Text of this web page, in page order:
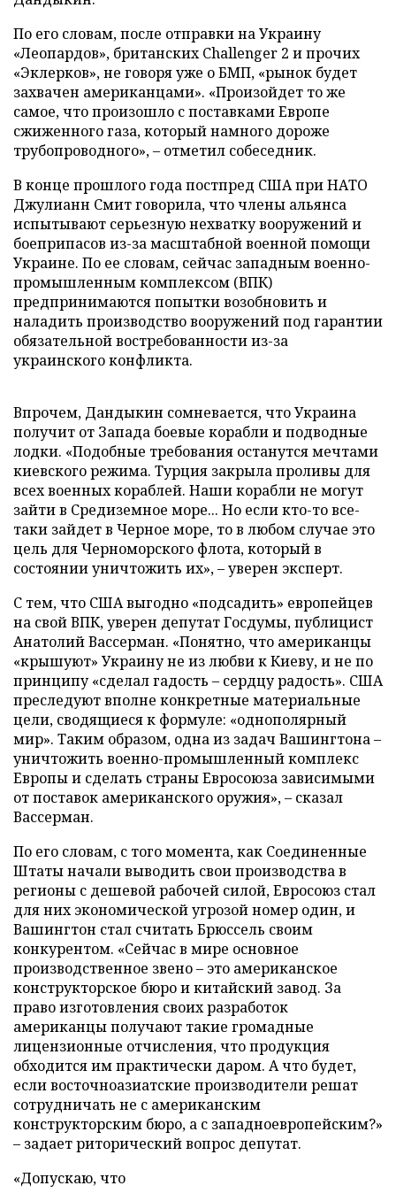
По его словам, после отправки на Украину
«Леопардов», британских Challenger 2 и прочих
«Эклерков», не говоря уже о БМП, «рынок будет
захвачен американцами». «Произойдет то же
самое, что произошло с поставками Европе
сжиженного газа, который намного дороже
трубопроводного», – отметил собеседник.
В конце прошлого года постпред США при НАТО
Джулианн Смит говорила, что члены альянса
испытывают серьезную нехватку вооружений и
боеприпасов из-за масштабной военной помощи
Украине. По ее словам, сейчас западным военно-
промышленным комплексом (ВПК)
предпринимаются попытки возобновить и
наладить производство вооружений под гарантии
обязательной востребованности из-за
украинского конфликта.
Впрочем, Дандыкин сомневается, что Украина
получит от Запада боевые корабли и подводные
лодки. «Подобные требования останутся мечтами
киевского режима. Турция закрыла проливы для
всех военных кораблей. Наши корабли не могут
зайти в Средиземное море... Но если кто-то все-
таки зайдет в Черное море, то в любом случае это
цель для Черноморского флота, который в
состоянии уничтожить их», – уверен эксперт.
С тем, что США выгодно «подсадить» европейцев
на свой ВПК, уверен депутат Госдумы, публицист
Анатолий Вассерман. «Понятно, что американцы
«крышуют» Украину не из любви к Киеву, и не по
принципу «сделал гадость – сердцу радость». США
преследуют вполне конкретные материальные
цели, сводящиеся к формуле: «однополярный
мир». Таким образом, одна из задач Вашингтона –
уничтожить военно-промышленный комплекс
Европы и сделать страны Евросоюза зависимыми
от поставок американского оружия», – сказал
Вассерман.
По его словам, с того момента, как Соединенные
Штаты начали выводить свои производства в
регионы с дешевой рабочей силой, Евросоюз стал
для них экономической угрозой номер один, и
Вашингтон стал считать Брюссель своим
конкурентом. «Сейчас в мире основное
производственное звено – это американское
конструкторское бюро и китайский завод. За
право изготовления своих разработок
американцы получают такие громадные
лицензионные отчисления, что продукция
обходится им практически даром. А что будет,
если восточноазиатские производители решат
сотрудничать не с американским
конструкторским бюро, а с западноевропейским?»
– задает риторический вопрос депутат.
«Допускаю, что